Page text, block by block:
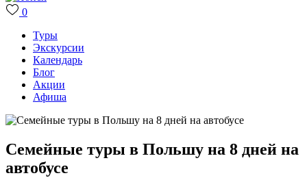
0
Туры
Экскурсии
Календарь
Блог
Акции
Афиша
Семейные туры в Польшу на 8 дней на
автобусе